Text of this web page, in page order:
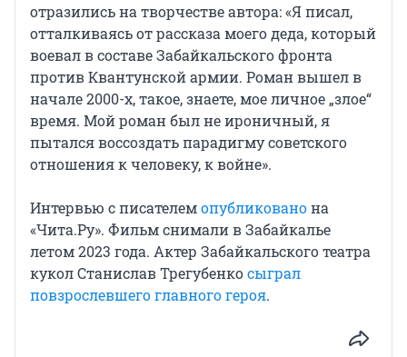
отразились на творчестве автора: «Я писал,
отталкиваясь от рассказа моего деда, который
воевал в составе Забайкальского фронта
против Квантунской армии. Роман вышел в
начале 2000-х, такое, знаете, мое личное „злое“
время. Мой роман был не ироничный, я
пытался воссоздать парадигму советского
отношения к человеку, к войне».
Интервью с писателемопубликованона
«Чита.Ру». Фильм снимали в Забайкалье
летом 2023 года. Актер Забайкальского театра
кукол Станислав Трегубенкосыграл
повзрослевшего главного героя.